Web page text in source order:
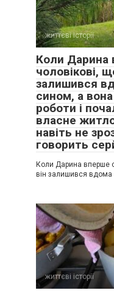
життєві історії
Коли Дарина
чоловікові,
залишився
сином, а
роботи і
власне
навіть не
говорить
Коли Дарина вперше
він залишився
життєві історії